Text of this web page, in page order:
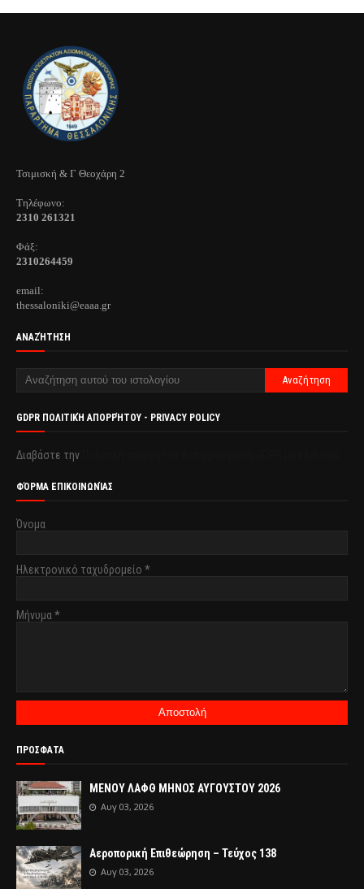
Τσιμισκή & Γ Θεοχάρη 2
Τηλέφωνo:
2310 261321
Φάξ:
2310264459
email:
thessaloniki@eaaa.gr
ΑΝΑΖΉΤΗΣΗ
GDPR ΠΟΛΙΤΙΚΉ ΑΠΟΡΡΉΤΟΥ - PRIVACY POLICY
Διαβάστε την
ΦΌΡΜΑ ΕΠΙΚΟΙΝΩΝΊΑΣ
Όνομα
Ηλεκτρονικό ταχυδρομείο *
Μήνυμα *
ΠΡΟΣΦΑΤΑ
ΜΕΝΟΥ ΛΑΦΘ ΜΗΝΟΣ ΑΥΓΟΥΣΤΟΥ 2026
Αυγ 03, 2026
Αεροπορική Επιθεώρηση – Τεύχος 138
Αυγ 03, 2026